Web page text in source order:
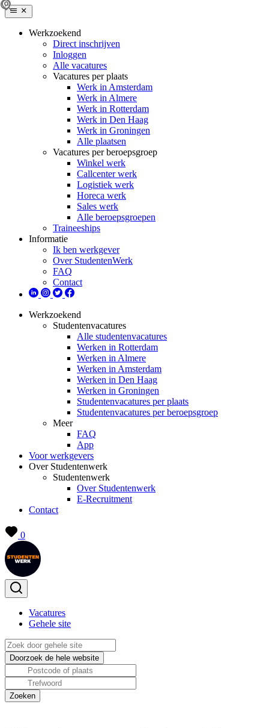
Werkzoekend
Direct inschrijven
Inloggen
Alle vacatures
Vacatures per plaats
Werk in Amsterdam
Werk in Almere
Werk in Rotterdam
Werk in Den Haag
Werk in Groningen
Alle plaatsen
Vacatures per beroepsgroep
Winkel werk
Callcenter werk
Logistiek werk
Horeca werk
Sales werk
Alle beroepsgroepen
Traineeships
Informatie
Ik ben werkgever
Over StudentenWerk
FAQ
Contact
Werkzoekend
Studentenvacatures
Alle studentenvacatures
Werken in Rotterdam
Werken in Almere
Werken in Amsterdam
Werken in Den Haag
Werken in Groningen
Studentenvacatures per plaats
Studentenvacatures per beroepsgroep
Meer
FAQ
App
Voor werkgevers
Over Studentenwerk
Studentenwerk
Over Studentenwerk
E-Recruitment
Contact
0
Vacatures
Gehele site